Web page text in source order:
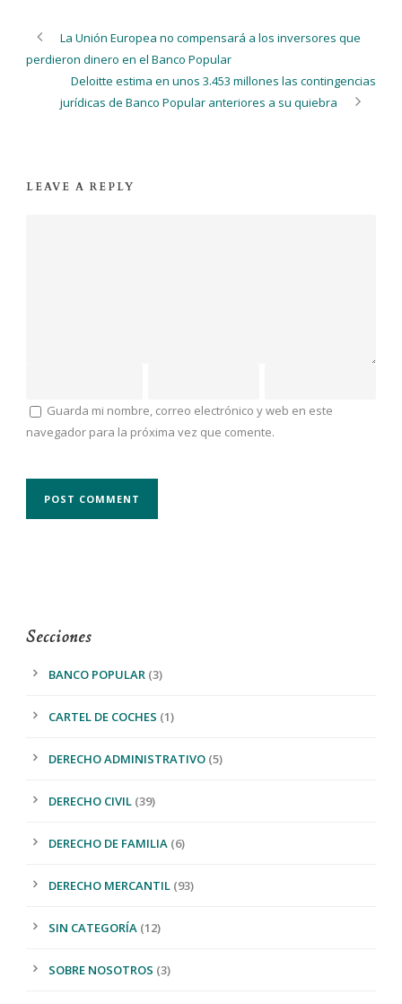
La Unión Europea no compensará a los inversores que
perdieron dinero en el Banco Popular
Deloitte estima en unos 3.453 millones las contingencias
jurídicas de Banco Popular anteriores a su quiebra
LEAVE A REPLY
Guarda mi nombre, correo electrónico y web en este
navegador para la próxima vez que comente.
Secciones
BANCO POPULAR (3)
CARTEL DE COCHES (1)
DERECHO ADMINISTRATIVO (5)
DERECHO CIVIL (39)
DERECHO DE FAMILIA (6)
DERECHO MERCANTIL (93)
SIN CATEGORÍA (12)
SOBRE NOSOTROS (3)